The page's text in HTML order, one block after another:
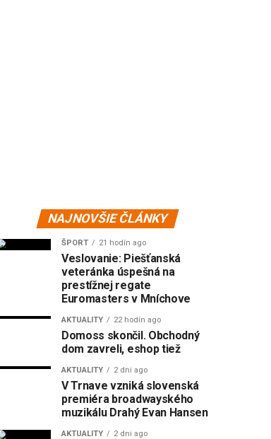
NAJNOVŠIE ČLÁNKY
ŠPORT 21 hodín ago
Veslovanie: Piešťanská
veteránka úspešná na
prestížnej regate
Euromasters v Mníchove
AKTUALITY 22 hodín ago
Domoss skončil. Obchodný
dom zavreli, eshop tiež
AKTUALITY 2 dni ago
V Trnave vzniká slovenská
premiéra broadwayského
muzikálu Drahý Evan Hansen
AKTUALITY 2 dni ago